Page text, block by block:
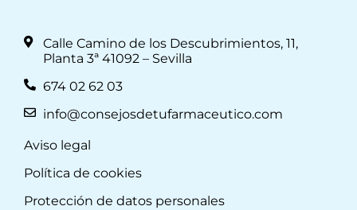
Calle Camino de los Descubrimientos, 11,
Planta 3ª 41092 – Sevilla
674 02 62 03
info@consejosdetufarmaceutico.com
Aviso legal
Política de cookies
Protección de datos personales